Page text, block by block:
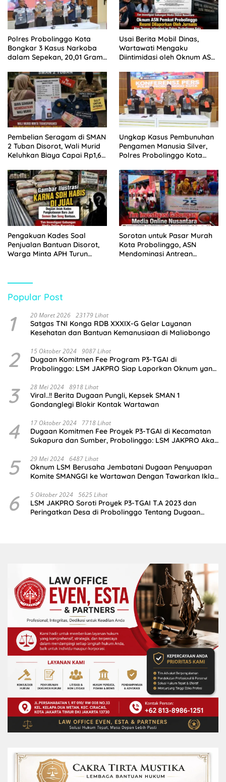
Polres Probolinggo Kota
Bongkar 3 Kasus Narkoba
dalam Sepekan, 20,01 Gram
Usai Berita Mobil Dinas,
Wartawati Mengaku
Diintimidasi oleh Oknum ASN
Tempuh Jalur Hukum
Pembelian Seragam di SMAN
2 Tuban Disorot, Wali Murid
Keluhkan Biaya Capai Rp1,6
Ungkap Kasus Pembunuhan
Pengamen Manusia Silver,
Polres Probolinggo Kota
Pengakuan Kades Soal
Penjualan Bantuan Disorot,
Warga Minta APH Turun
Sorotan untuk Pasar Murah
Kota Probolinggo, ASN
Mendominasi Antrean
Popular Post
1 20 Maret 2026 23179 Lihat
Satgas TNI Konga RDB XXXIX-G Gelar Layanan
Kesehatan dan Bantuan Kemanusiaan di Maliobongo
2 15 Oktober 2024 9087 Lihat
Dugaan Komitmen Fee Program P3-TGAI di
Probolinggo: LSM JAKPRO Siap Laporkan Oknum yang
3 28 Mei 2024 8918 Lihat
Viral..!! Berita Dugaan Pungli, Kepsek SMAN 1
Gondanglegi Blokir Kontak Wartawan
4 17 Oktober 2024 7718 Lihat
Dugaan Komitmen Fee Proyek P3-TGAI di Kecamatan
Sukapura dan Sumber, Probolinggo: LSM JAKPRO Akan
5 29 Mei 2024 6487 Lihat
Oknum LSM Berusaha Jembatani Dugaan Penyuapan
Komite SMANGGI ke Wartawan Dengan Tawarkan Iklan
6 5 Oktober 2024 5625 Lihat
LSM JAKPRO Soroti Proyek P3-TGAI T.A 2023 dan
Peringatkan Desa di Probolinggo Tentang Dugaan